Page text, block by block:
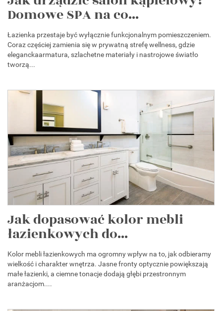
Domowe SPA na co...
Łazienka przestaje być wyłącznie funkcjonalnym pomieszczeniem.
Coraz częściej zamienia się w prywatną strefę wellness, gdzie
eleganckaarmatura, szlachetne materiały i nastrojowe światło
tworzą...
Jak dopasować kolor mebli
łazienkowych do...
Kolor mebli łazienkowych ma ogromny wpływ na to, jak odbieramy
wielkość i charakter wnętrza. Jasne fronty optycznie powiększają
małe łazienki, a ciemne tonacje dodają głębi przestronnym
aranżacjom....